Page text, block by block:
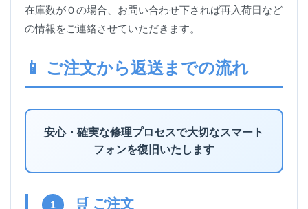
在庫数が０の場合、お問い合わせ下されば再入荷日など
の情報をご連絡させていただきます。
📱 ご注文から返送までの流れ
安心・確実な修理プロセスで大切なスマート
フォンを復旧いたします
1 🛒 ご注文